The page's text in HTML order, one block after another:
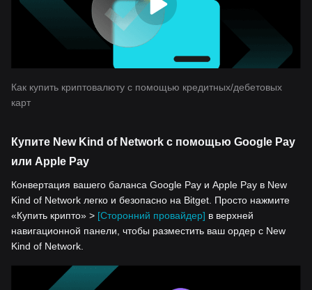
Как купить криптовалюту с помощью кредитных/дебетовых
карт
Купите New Kind of Network с помощью Google Pay
или Apple Pay
Конвертация вашего баланса Google Pay и Apple Pay в New
Kind of Network легко и безопасно на Bitget. Просто нажмите
«Купить крипто» > [Сторонний провайдер] в верхней
навигационной панели, чтобы разместить ваш ордер с New
Kind of Network.